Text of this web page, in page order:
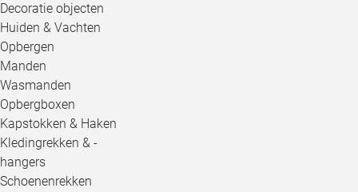
Decoratie objecten
Huiden & Vachten
Opbergen
Manden
Wasmanden
Opbergboxen
Kapstokken & Haken
Kledingrekken & -
hangers
Schoenenrekken